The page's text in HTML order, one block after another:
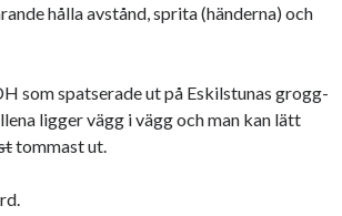
hålla avstånd, sprita (händerna) och
som spatserade ut på Eskilstunas grogg-
ligger vägg i vägg och man kan lätt
tommast ut.